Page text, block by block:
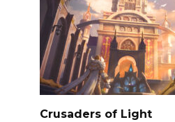
Crusaders of Light